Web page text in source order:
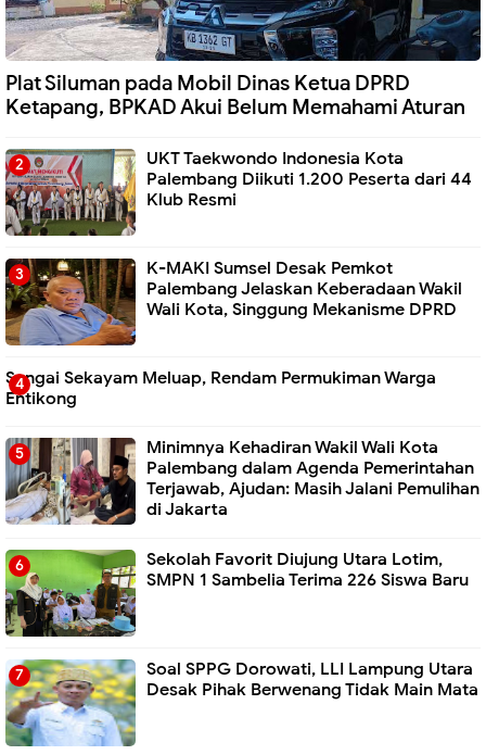
Plat Siluman pada Mobil Dinas Ketua DPRD
Ketapang, BPKAD Akui Belum Memahami Aturan
UKT Taekwondo Indonesia Kota
Palembang Diikuti 1.200 Peserta dari 44
Klub Resmi
K-MAKI Sumsel Desak Pemkot
Palembang Jelaskan Keberadaan Wakil
Wali Kota, Singgung Mekanisme DPRD
Sungai Sekayam Meluap, Rendam Permukiman Warga
Entikong
Minimnya Kehadiran Wakil Wali Kota
Palembang dalam Agenda Pemerintahan
Terjawab, Ajudan: Masih Jalani Pemulihan
di Jakarta
Sekolah Favorit Diujung Utara Lotim,
SMPN 1 Sambelia Terima 226 Siswa Baru ‎
Soal SPPG Dorowati, LLI Lampung Utara
Desak Pihak Berwenang Tidak Main Mata